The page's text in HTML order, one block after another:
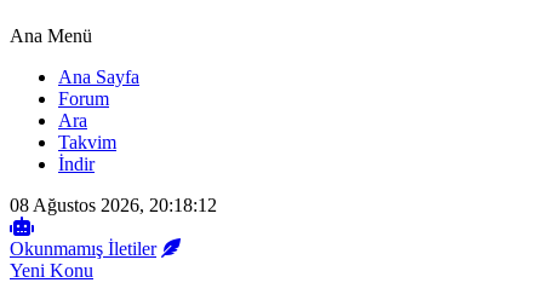
Ana Menü
Ana Sayfa
Forum
Ara
Takvim
İndir
08 Ağustos 2026, 20:18:12
Okunmamış İletiler
Yeni Konu